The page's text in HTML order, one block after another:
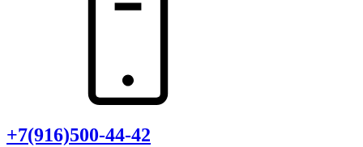
+7(916)500-44-42